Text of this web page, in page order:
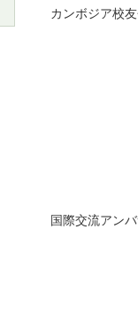
カンボジア校
国際交流アン